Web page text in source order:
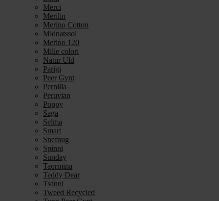
Merci
Merilin
Merino Cotton
Midnatssol
Merino 120
Mille colori
Natur Uld
Parigi
Peer Gynt
Pernilla
Peruvian
Poppy
Saga
Selma
Smart
Snefnug
Spinni
Sunday
Taormina
Teddy Dear
Tvinni
Tweed Recycled